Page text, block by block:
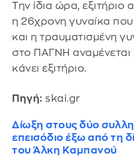
Την ίδια ώρα, εξιτήριο
η 26χρονη γυναίκα που
και η τραυματισμένη
στο ΠΑΓΝΗ αναμένεται
κάνει εξιτήριο.
Πηγή: skai.gr
Δίωξη στους δύο
επεισόδιο έξω από τη
του Άλκη Καμπανού